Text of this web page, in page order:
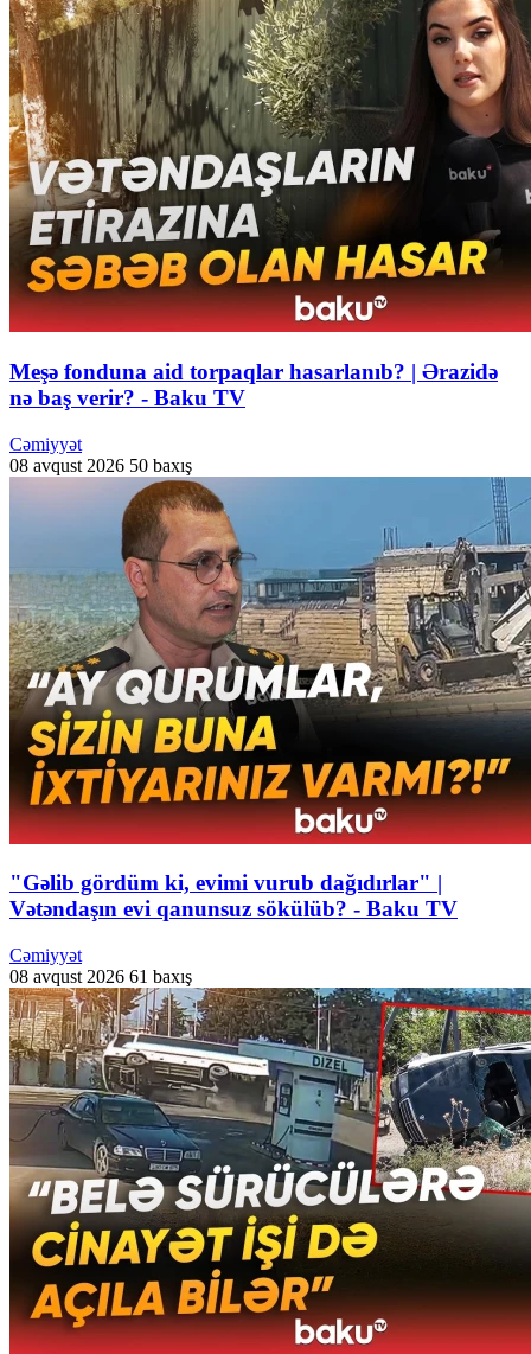
Meşə fonduna aid torpaqlar hasarlanıb? | Ərazidə
nə baş verir? - Baku TV
Cəmiyyət
08 avqust 2026 50 baxış
"Gəlib gördüm ki, evimi vurub dağıdırlar" |
Vətəndaşın evi qanunsuz sökülüb? - Baku TV
Cəmiyyət
08 avqust 2026 61 baxış